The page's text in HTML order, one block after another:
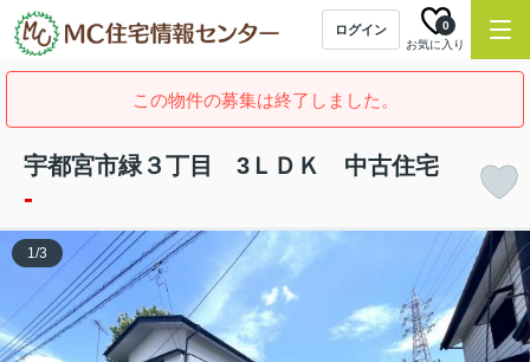
ログイン
お気に入り
0
この物件の募集は終了しました。
宇都宮市緑３丁目 3ＬＤＫ 中古住宅
-
1/3